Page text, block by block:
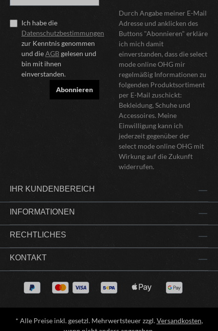
Ich habe die
Datenschutzbestimmungen
zur Kenntnis genommen
und dieAGBgelesen und
bin mit ihnen
einverstanden.
Abonnieren
Durch Angabe meiner E-Mail
Adresse und anklicken des
Buttons "Abonnieren" erkläre
ich mich damit
einverstanden, dass die select
mode online OHG mir
regelmäßig Informationen zu
folgenden Produktsortiment
per E-Mail zuschickt:
Bekleidung, Schuhe und
Accessoires. Meine
Einwilligung kann ich
jederzeit gegenüber der
select mode online OHG mit
Wirkung auf die Zukunft
widerrufen.
IHR KUNDENBEREICH
INFORMATIONEN
RECHTLICHES
KONTAKT
* Alle Preise inkl. gesetzl. Mehrwertsteuer zzgl.Versandkosten,